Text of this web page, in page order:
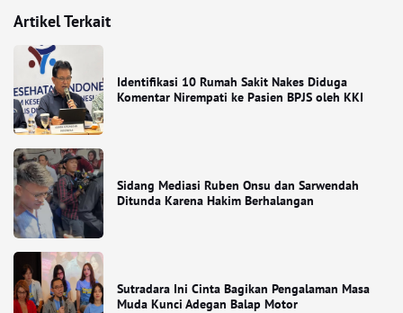
Artikel Terkait
Identifikasi 10 Rumah Sakit Nakes Diduga
Komentar Nirempati ke Pasien BPJS oleh KKI
Sidang Mediasi Ruben Onsu dan Sarwendah
Ditunda Karena Hakim Berhalangan
Sutradara Ini Cinta Bagikan Pengalaman Masa
Muda Kunci Adegan Balap Motor